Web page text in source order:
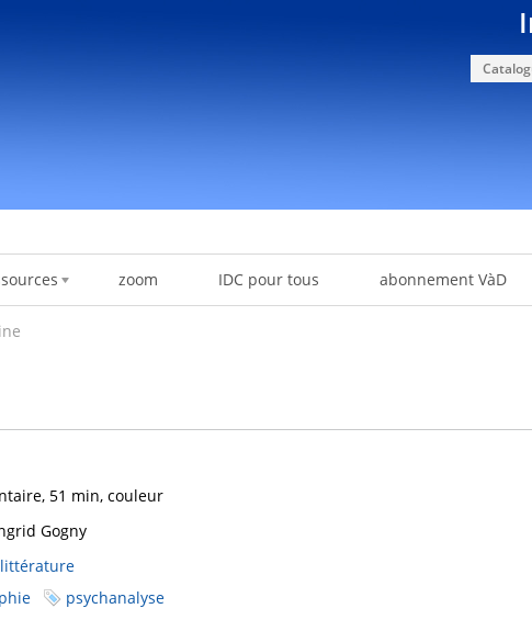
zoom IDC pour tous abonnement VàD
51 min, couleur
Gogny
littérature
psychanalyse